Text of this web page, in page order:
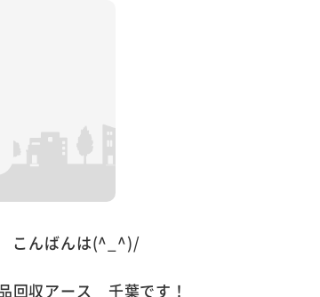
こんばんは(^_^)/
回収アース 千葉です！